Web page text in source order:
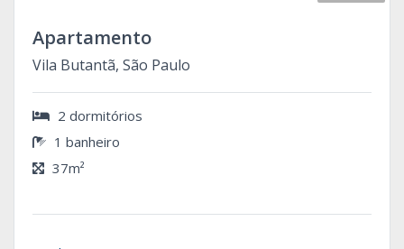
Apartamento
Vila Butantã, São Paulo
2 dormitórios
1 banheiro
37m²